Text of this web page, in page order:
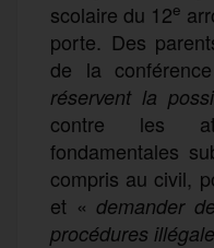
scolaire du 12e
porte. Des
de la
réservent la
contre les
fondamentales
compris au civil,
et «demander
procédures